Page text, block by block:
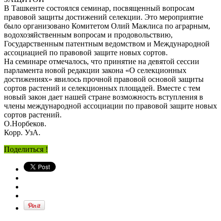
В Ташкенте состоялся семинар, посвященный вопросам
правовой защиты достижений селекции. Это мероприятие
было организовано Комитетом Олий Мажлиса по аграрным,
водохозяйственным вопросам и продовольствию,
Государственным патентным ведомством и Международной
ассоциацией по правовой защите новых сортов.
На семинаре отмечалось, что принятие на девятой сессии
парламента новой редакции закона «О селекционных
достижениях» явилось прочной правовой основой защиты
сортов растений и селекционных площадей. Вместе с тем
новый закон дает нашей стране возможность вступления в
члены международной ассоциации по правовой защите новых
сортов растений.
О.Норбеков.
Корр. УзА.
Поделиться !